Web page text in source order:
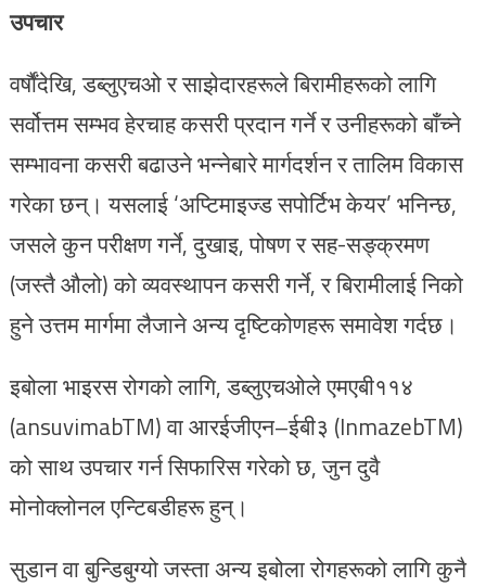
उपचार
वर्षौंदेखि, डब्लुएचओ र साझेदारहरूले बिरामीहरूको लागि
सर्वोत्तम सम्भव हेरचाह कसरी प्रदान गर्ने र उनीहरूको बाँच्ने
सम्भावना कसरी बढाउने भन्नेबारे मार्गदर्शन र तालिम विकास
गरेका छन्। यसलाई ‘अप्टिमाइज्ड सपोर्टिभ केयर’ भनिन्छ,
जसले कुन परीक्षण गर्ने, दुखाइ, पोषण र सह-सङ्क्रमण
(जस्तै औलो) को व्यवस्थापन कसरी गर्ने, र बिरामीलाई निको
हुने उत्तम मार्गमा लैजाने अन्य दृष्टिकोणहरू समावेश गर्दछ।
इबोला भाइरस रोगको लागि, डब्लुएचओले एमएबी११४
(ansuvimabTM) वा आरईजीएन–ईबी३ (InmazebTM)
को साथ उपचार गर्न सिफारिस गरेको छ, जुन दुवै
मोनोक्लोनल एन्टिबडीहरू हुन्।
सुडान वा बुन्डिबुग्यो जस्ता अन्य इबोला रोगहरूको लागि कुनै